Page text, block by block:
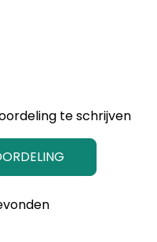
te schrijven